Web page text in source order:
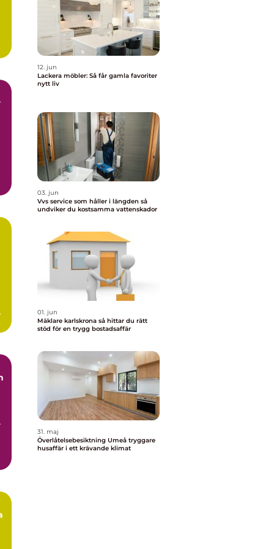
12. jun
Lackera möbler: Så får gamla favoriter
nytt liv
03. jun
Vvs service som håller i längden så
undviker du kostsamma vattenskador
01. jun
Mäklare karlskrona så hittar du rätt
stöd för en trygg bostadsaffär
31. maj
Överlåtelsebesiktning Umeå tryggare
husaffär i ett krävande klimat